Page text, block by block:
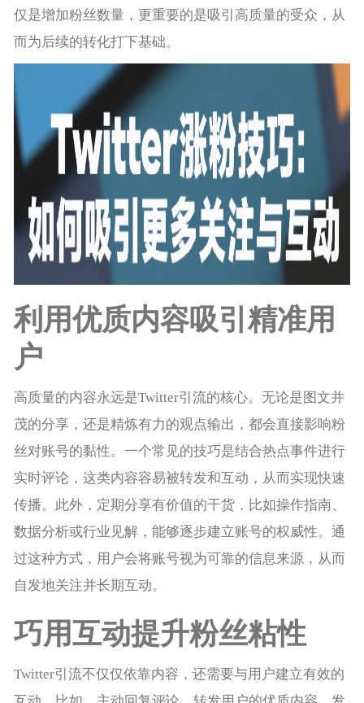
仅是增加粉丝数量，更重要的是吸引高质量的受众，从
而为后续的转化打下基础。
利用优质内容吸引精准用
户
高质量的内容永远是Twitter引流的核心。无论是图文并
茂的分享，还是精炼有力的观点输出，都会直接影响粉
丝对账号的黏性。一个常见的技巧是结合热点事件进行
实时评论，这类内容容易被转发和互动，从而实现快速
传播。此外，定期分享有价值的干货，比如操作指南、
数据分析或行业见解，能够逐步建立账号的权威性。通
过这种方式，用户会将账号视为可靠的信息来源，从而
自发地关注并长期互动。
巧用互动提升粉丝粘性
Twitter引流不仅仅依靠内容，还需要与用户建立有效的